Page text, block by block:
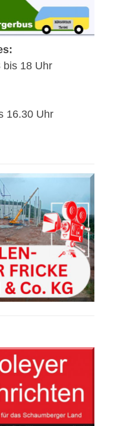
bis 18 Uhr
16.30 Uhr